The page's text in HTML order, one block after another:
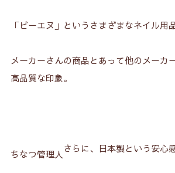
「ビーエヌ」というさまざまなネイル用
メーカーさんの商品とあって他のメーカ
高品質な印象。
ちなつ管理人さらに、日本製という安心